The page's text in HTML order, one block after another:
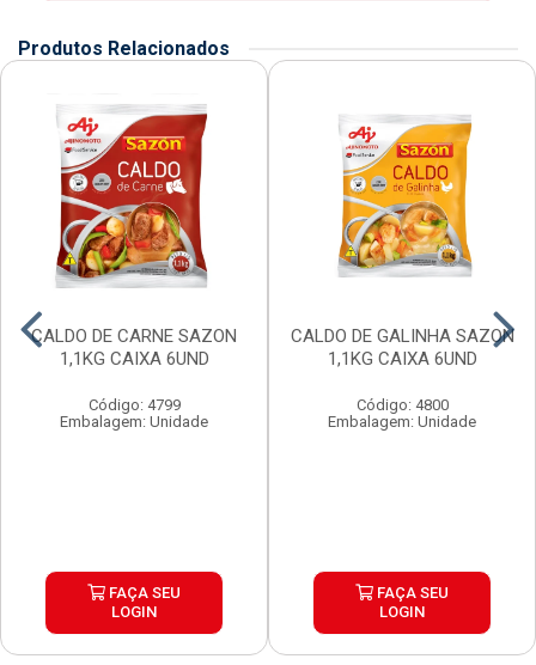
Produtos Relacionados
CALDO DE CARNE SAZON
1,1KG CAIXA 6UND
Código: 4799
Embalagem: Unidade
FAÇA SEU
LOGIN
CALDO DE GALINHA SAZON
1,1KG CAIXA 6UND
Código: 4800
Embalagem: Unidade
FAÇA SEU
LOGIN